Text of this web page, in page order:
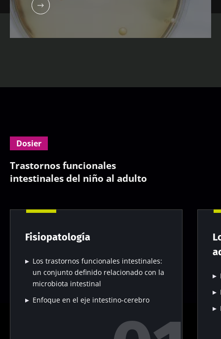
Dosier
Trastornos funcionales
intestinales del niño al adulto
Fisiopatología
Los trastornos funcionales intestinales:
un conjunto definido relacionado con la
microbiota intestinal
Enfoque en el eje intestino-cerebro